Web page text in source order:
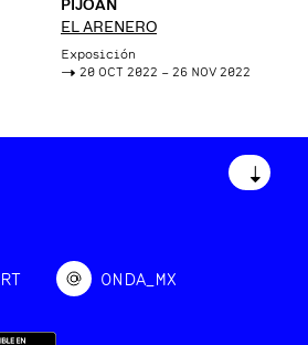
PIJOAN
EL ARENERO
Exposición
-> 20 OCT 2022 – 26 NOV 2022
↓
ONDA_MX